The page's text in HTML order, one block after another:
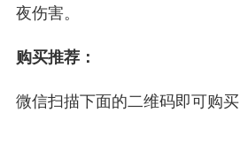
夜伤害。
购买推荐：
微信扫描下面的二维码即可购买